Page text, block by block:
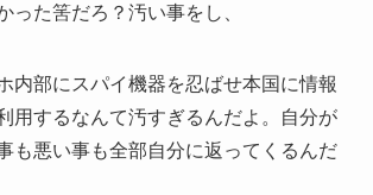
った筈だろ？汚い事をし、
内部にスパイ機器を忍ばせ本国に情報
用するなんて汚すぎるんだよ。自分が
も悪い事も全部自分に返ってくるんだ